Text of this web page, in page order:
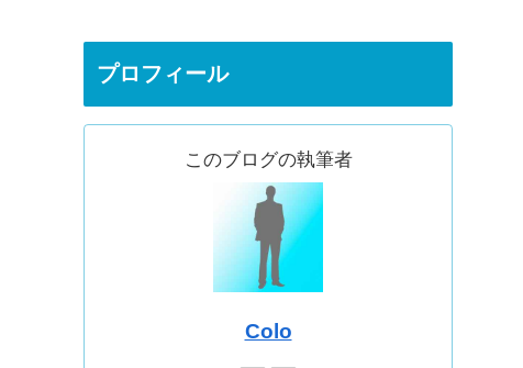
プロフィール
このブログの執筆者
Colo